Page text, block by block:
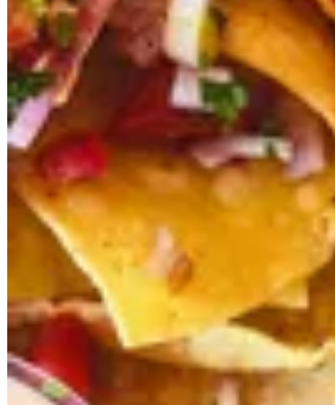
Chimichangas
Offers
Appetizers
Chips And Dips
El Burrito
Los Especiales and Wraps
La Quesadilla
Los Tacos